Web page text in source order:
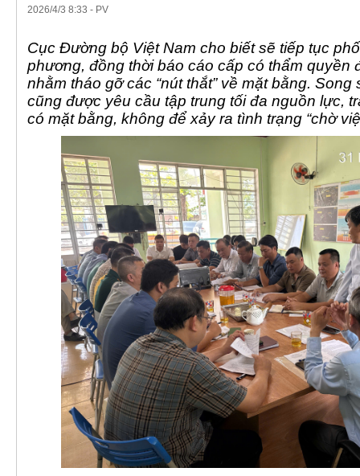
2026/4/3 8:33 - PV
Cục Đường bộ Việt Nam cho biết sẽ tiếp tục
phương, đồng thời báo cáo cấp có thẩm quyền
nhằm tháo gỡ các “nút thắt” về mặt bằng.
cũng được yêu cầu tập trung tối đa nguồn lực,
có mặt bằng, không để xảy ra tình trạng “chờ